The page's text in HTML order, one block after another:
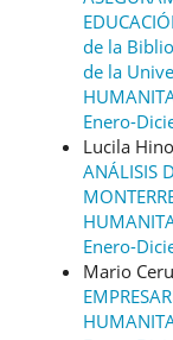
de la
de la
Enero-
Lucila
ANÁLISIS
Enero-
Mario